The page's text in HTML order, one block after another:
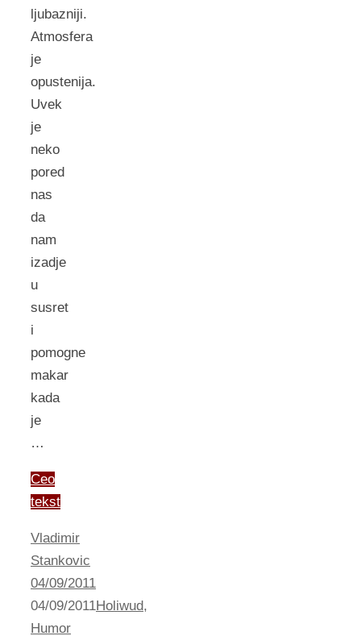
ljubazniji.
Atmosfera
je
opustenija.
Uvek
je
neko
pored
nas
da
nam
izadje
u
susret
i
pomogne
makar
kada
je
…
Ceo
tekst
Vladimir
Stankovic
04/09/2011
04/09/2011Holiwud,
Humor